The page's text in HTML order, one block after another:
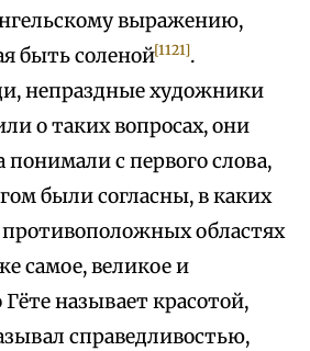
выражению,
быть соленой[1121].
непраздные художники
о таких вопросах, они
понимали с первого слова,
были согласны, в каких
областях
самое, великое и
Гёте называет красотой,
справедливостью,